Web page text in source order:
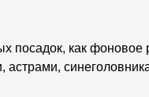
посадок, как
астрами,